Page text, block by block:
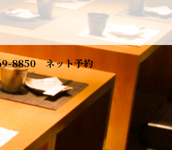
8850 ネット予約